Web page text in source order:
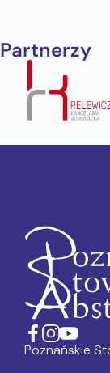
Partnerzy
Poznańskie